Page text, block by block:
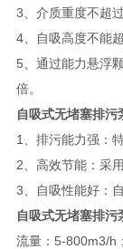
3、介质重度不超
4、自吸高度不能
5、通过能力悬浮
倍。
自吸式无堵塞排污
1、排污能力强：
2、高效节能：采
3、自吸性能好：
自吸式无堵塞排污
流量：5-800m3/h；